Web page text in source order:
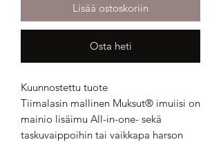
Lisää ostoskoriin
Osta heti
Kuunnostettu tuote
Tiimalasin mallinen Muksut® imuiisi on
mainio lisäimu All-in-one- sekä
taskuvaippoihin tai vaikkapa harson